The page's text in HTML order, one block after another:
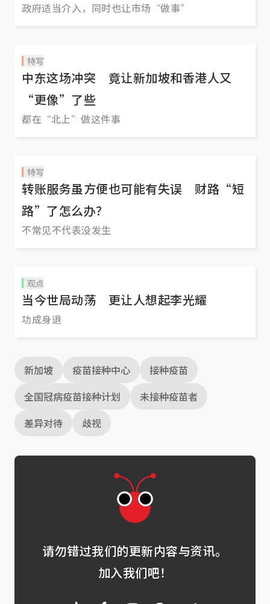
政府适当介入，同时也让市场“做事”
特写
中东这场冲突 竟让新加坡和香港人又
“更像”了些
都在“北上”做这件事
特写
转账服务虽方便也可能有失误 财路“短
路”了怎么办？
不常见不代表没发生
观点
当今世局动荡 更让人想起李光耀
功成身退
新加坡 疫苗接种中心
接种疫苗
全国冠病疫苗接种计划
未接种疫苗者
差异对待
歧视
请勿错过我们的更新内容与资讯。
加入我们吧！